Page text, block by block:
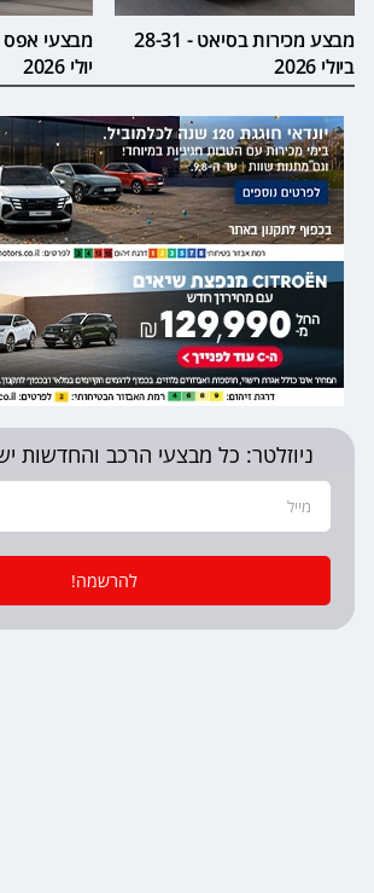
מבצע מכירות בסיאט - 28-31
ביולי 2026
מבצעי אפס
יולי 2026
ניוזלטר: כל מבצעי הרכב והחדשות
להרשמה!